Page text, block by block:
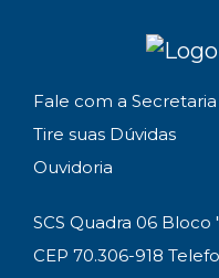
Fale com a Secretaria
Tire suas Dúvidas
Ouvidoria
SCS Quadra 06 Bloco
CEP 70.306-918